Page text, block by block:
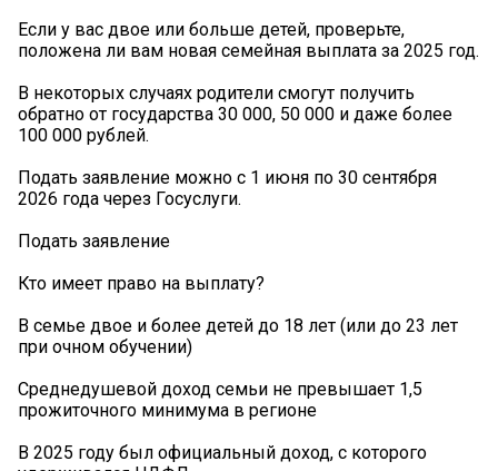
Если у вас двое или больше детей, проверьте,
положена ли вам новая семейная выплата за 2025 год.
В некоторых случаях родители смогут получить
обратно от государства 30 000, 50 000 и даже более
100 000 рублей.
Подать заявление можно с 1 июня по 30 сентября
2026 года через Госуслуги.
Подать заявление
Кто имеет право на выплату?
В семье двое и более детей до 18 лет (или до 23 лет
при очном обучении)
Среднедушевой доход семьи не превышает 1,5
прожиточного минимума в регионе
В 2025 году был официальный доход, с которого